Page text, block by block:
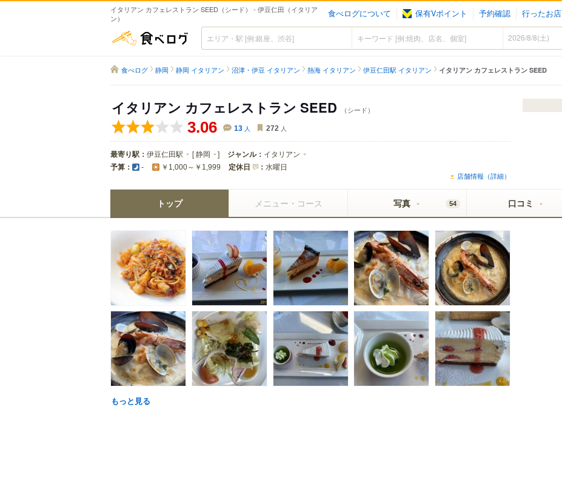
イタリアン カフェレストラン SEED（シード） - 伊豆仁田（イタリア
ン）
食べログについて 保有Vポイント 予約確認 行ったお店
食べログ
食べログ 静岡 静岡 イタリアン 沼津・伊豆 イタリアン 熱海 イタリアン 伊豆仁田駅 イタリアン イタリアン カフェレストラン SEED
イタリアン カフェレストラン SEED （シード）
3.06 13 人 272 人
最寄り駅： 伊豆仁田駅 [静岡 ] ジャンル： イタリアン
予算： - ￥1,000～￥1,999 定休日 ： 水曜日
店舗情報（詳細）
トップ メニュー・コース 写真 54 口コミ
もっと見る